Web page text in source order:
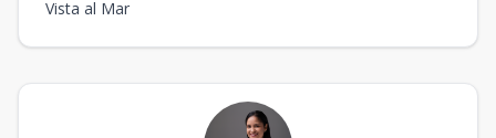
Vista al Mar